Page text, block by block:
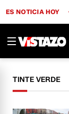
ES NOTICIA HOY
TINTE VERDE